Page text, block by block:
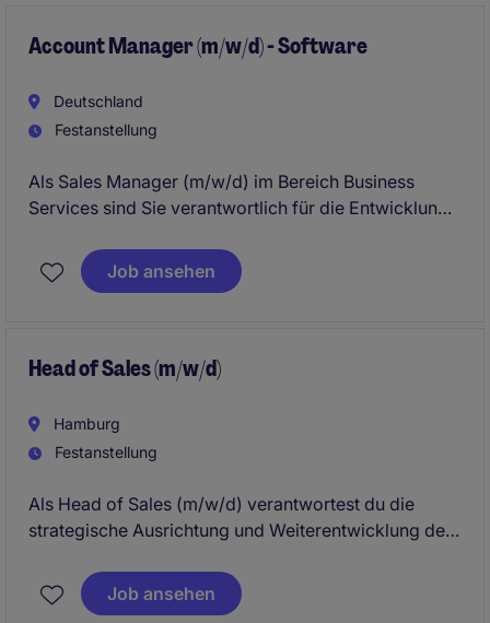
Account Manager (m/w/d) - Software
Deutschland
Festanstellung
Als Sales Manager (m/w/d) im Bereich Business
Services sind Sie verantwortlich für die Entwicklung
aktiv zur Umsatzsteigerung und Kundengewinnung
bei.
Job ansehen
Head of Sales (m/w/d)
Hamburg
Festanstellung
Als Head of Sales (m/w/d) verantwortest du die
strategische Ausrichtung und Weiterentwicklung der
Vertriebsteam mit klarem Fokus auf nachhaltiges
Wachstum. Dabei gestaltest du die Vertriebsstrategie
Job ansehen